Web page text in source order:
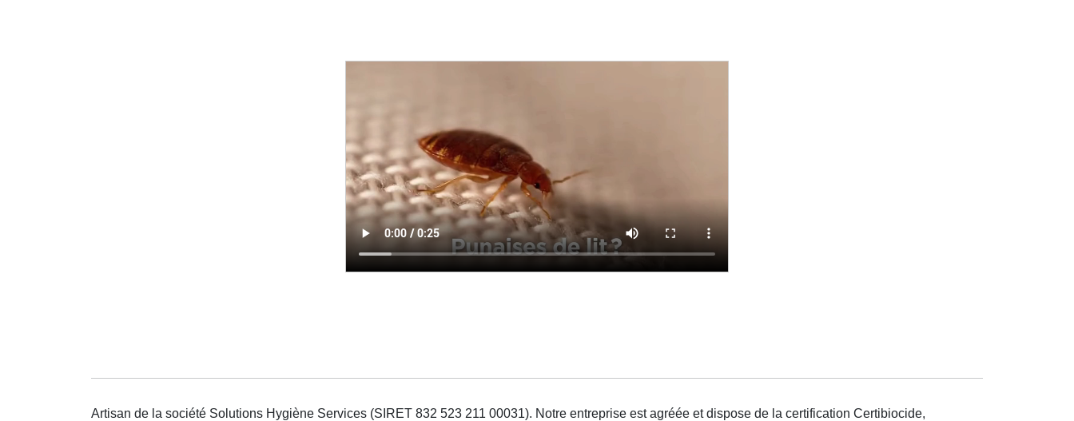
Artisan de la société Solutions Hygiène Services (SIRET 832 523 211 00031). Notre entreprise est agréée et dispose de la certification Certibiocide,